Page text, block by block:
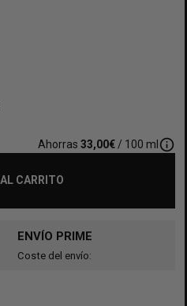
Ahorras 33,00€ / 100 ml info_outline
CARRITO
ENVÍO PRIME
Coste del envío: